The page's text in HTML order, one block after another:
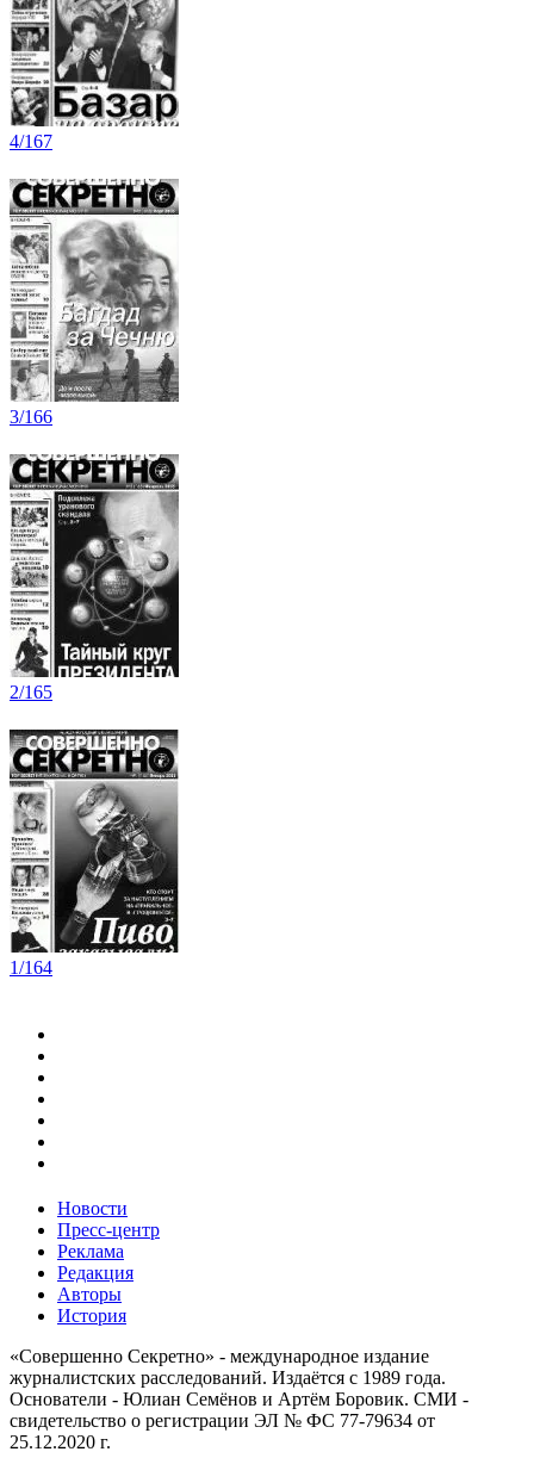
4/167
3/166
2/165
1/164
Новости
Пресс-центр
Реклама
Редакция
Авторы
История
«Совершенно Секретно» - международное издание
журналистских расследований. Издаётся с 1989 года.
Основатели - Юлиан Семёнов и Артём Боровик. CМИ -
свидетельство о регистрации ЭЛ № ФС 77-79634 от
25.12.2020 г.